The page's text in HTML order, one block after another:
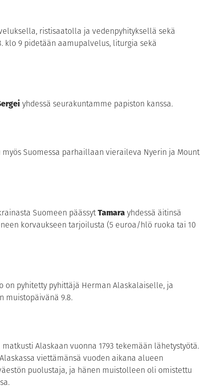
ristisaatolla ja vedenpyhityksellä sekä
9 pidetään aamupalvelus, liturgia sekä
yhdessä seurakuntamme papiston kanssa.
Suomessa parhaillaan vieraileva Nyerin ja Mount
Suomeen päässytTamarayhdessä äitinsä
korvaukseen tarjoilusta (5 euroa/hlö ruoka tai 10
on pyhitetty pyhittäjä Herman Alaskalaiselle, ja
muistopäivänä 9.8.
Alaskaan vuonna 1793 tekemään lähetystyötä.
viettämänsä vuoden aikana alueen
puolustaja, ja hänen muistolleen oli omistettu